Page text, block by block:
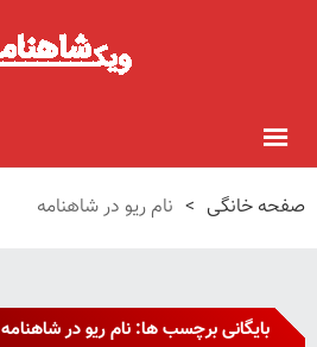
صفحه خانگی > نام ریو در شاهنامه
بایگانی برچسب ها: نام ریو در شاهنامه